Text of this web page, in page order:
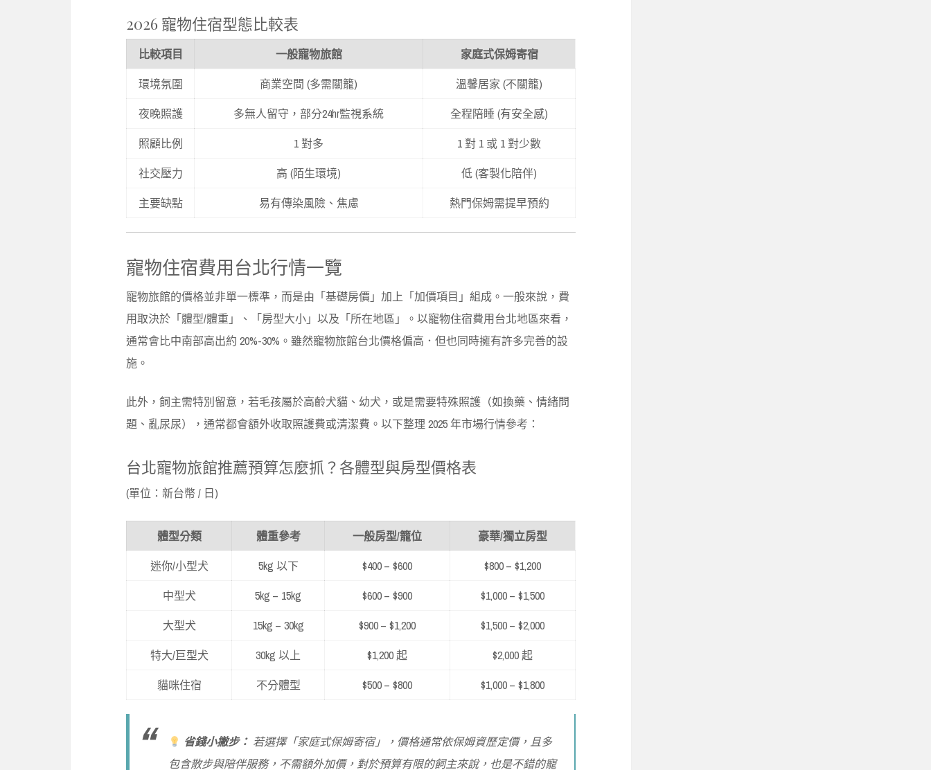
2026 寵物住宿型態比較表
比較項目 一般寵物旅館
家庭式保姆寄宿
環境氛圍
商業空間 (多需關籠)
溫馨居家 (不關籠)
夜晚照護
多無人留守，部分24hr監視系統
全程陪睡 (有安全感)
照顧比例
1 對多
1 對 1 或 1 對少數
社交壓力
高 (陌生環境)
低 (客製化陪伴)
主要缺點
易有傳染風險、焦慮 熱門保姆需提早預約
寵物住宿費用台北行情一覽
寵物旅館的價格並非單一標準，而是由「基礎房價」加上「加價項目」組成。一般來說，費
用取決於「體型/體重」、「房型大小」以及「所在地區」。以寵物住宿費用台北地區來看，
通常會比中南部高出約 20%-30%。雖然寵物旅館台北價格偏高．但也同時擁有許多完善的設
施。
此外，飼主需特別留意，若毛孩屬於高齡犬貓、幼犬，或是需要特殊照護（如換藥、情緒問
題、亂尿尿），通常都會額外收取照護費或清潔費。以下整理 2025 年市場行情參考：
台北寵物旅館推薦預算怎麼抓？各體型與房型價格表
(單位：新台幣 / 日)
體型分類 體重參考 一般房型/籠位
豪華/獨立房型
迷你/小型犬
5kg 以下 $400 – $600
$800 – $1,200
中型犬
5kg – 15kg $600 – $900
$1,000 – $1,500
大型犬
15kg – 30kg $900 – $1,200
$1,500 – $2,000
特大/巨型犬
30kg 以上 $1,200 起
$2,000 起
貓咪住宿
不分體型 $500 – $800 $1,000 – $1,800
省錢小撇步： 若選擇「家庭式保姆寄宿」，價格通常依保姆資歷定價，且多
包含散步與陪伴服務，不需額外加價，對於預算有限的飼主來說，也是不錯的寵